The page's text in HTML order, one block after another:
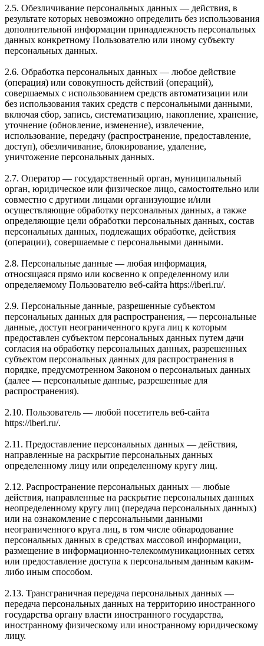
2.5. Обезличивание персональных данных — действия, в
результате которых невозможно определить без использования
дополнительной информации принадлежность персональных
данных конкретному Пользователю или иному субъекту
персональных данных.
2.6. Обработка персональных данных — любое действие
(операция) или совокупность действий (операций),
совершаемых с использованием средств автоматизации или
без использования таких средств с персональными данными,
включая сбор, запись, систематизацию, накопление, хранение,
уточнение (обновление, изменение), извлечение,
использование, передачу (распространение, предоставление,
доступ), обезличивание, блокирование, удаление,
уничтожение персональных данных.
2.7. Оператор — государственный орган, муниципальный
орган, юридическое или физическое лицо, самостоятельно или
совместно с другими лицами организующие и/или
осуществляющие обработку персональных данных, а также
определяющие цели обработки персональных данных, состав
персональных данных, подлежащих обработке, действия
(операции), совершаемые с персональными данными.
2.8. Персональные данные — любая информация,
относящаяся прямо или косвенно к определенному или
определяемому Пользователю веб-сайта https://iberi.ru/.
2.9. Персональные данные, разрешенные субъектом
персональных данных для распространения, — персональные
данные, доступ неограниченного круга лиц к которым
предоставлен субъектом персональных данных путем дачи
согласия на обработку персональных данных, разрешенных
субъектом персональных данных для распространения в
порядке, предусмотренном Законом о персональных данных
(далее — персональные данные, разрешенные для
распространения).
2.10. Пользователь — любой посетитель веб-сайта
https://iberi.ru/.
2.11. Предоставление персональных данных — действия,
направленные на раскрытие персональных данных
определенному лицу или определенному кругу лиц.
2.12. Распространение персональных данных — любые
действия, направленные на раскрытие персональных данных
неопределенному кругу лиц (передача персональных данных)
или на ознакомление с персональными данными
неограниченного круга лиц, в том числе обнародование
персональных данных в средствах массовой информации,
размещение в информационно-телекоммуникационных сетях
или предоставление доступа к персональным данным каким-
либо иным способом.
2.13. Трансграничная передача персональных данных —
передача персональных данных на территорию иностранного
государства органу власти иностранного государства,
иностранному физическому или иностранному юридическому
лицу.